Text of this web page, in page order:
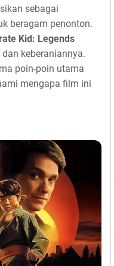
sebagai
beragam penonton.
Kid: Legends
keberaniannya.
poin-poin utama
mengapa film ini